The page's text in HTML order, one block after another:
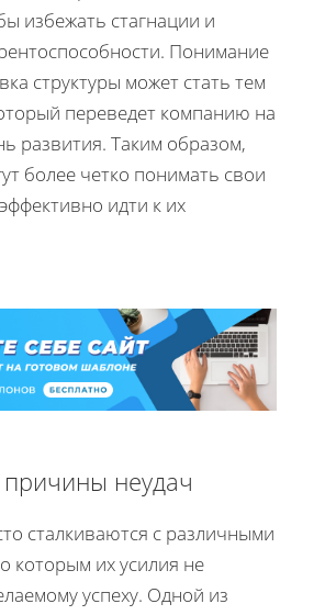
избежать стагнации и
Понимание
структуры может стать тем
переведет компанию на
развития. Таким образом,
более четко понимать свои
идти к их
неудач
сталкиваются с различными
которым их усилия не
успеху. Одной из